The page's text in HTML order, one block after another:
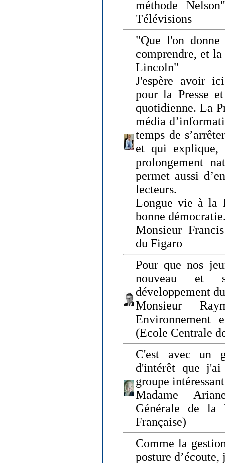
méthode
Télévisions
"Que l'on
comprendre, et
Lincoln"
J'espère avoir
pour la Presse
quotidienne. La
média
temps de
et qui explique,
prolongement
permet aussi
lecteurs.
Longue vie à la
bonne
Monsieur
du Figaro
Pour que nos
nouveau et
développement
Monsieur
Environnement
(Ecole Centrale
C'est avec un
d'intérêt que
groupe
Madame
Générale de la
Française)
Comme la
posture